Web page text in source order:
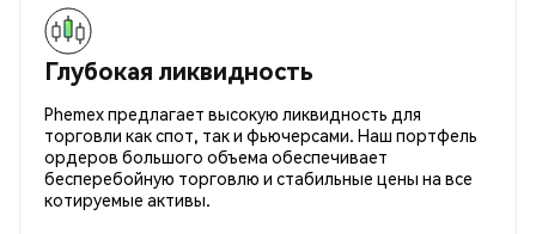
Глубокая ликвидность
Phemex предлагает высокую ликвидность для
торговли как спот, так и фьючерсами. Наш портфель
ордеров большого объема обеспечивает
бесперебойную торговлю и стабильные цены на все
котируемые активы.